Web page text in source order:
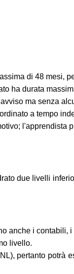
di 48 mesi,
ha durata
ma senza
a tempo
l'apprendista
due livelli
anche i contabili,
livello.
pertanto potrà